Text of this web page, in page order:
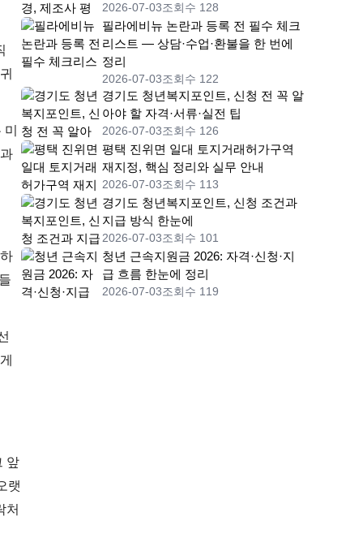
앞
랫
처
2026-07-03조회수 128
필라에비뉴 논란과 등록 전 필수 체크
리스트 — 상담·수업·환불을 한 번에
정리
2026-07-03조회수 122
경기도 청년복지포인트, 신청 전 꼭 알
아야 할 자격·서류·실전 팁
2026-07-03조회수 126
평택 진위면 일대 토지거래허가구역
재지정, 핵심 정리와 실무 안내
2026-07-03조회수 113
경기도 청년복지포인트, 신청 조건과
지급 방식 한눈에
2026-07-03조회수 101
청년 근속지원금 2026: 자격·신청·지
급 흐름 한눈에 정리
2026-07-03조회수 119